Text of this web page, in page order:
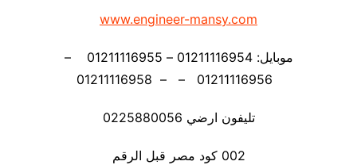
www.engineer-mansy.com
موبايل: 01211116954 – 01211116955 –
تليفون ارضي 0225880056
002 كود مصر قبل الرقم